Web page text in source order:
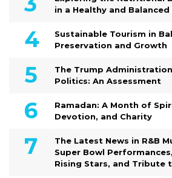
in a Healthy and
Sustainable Tourism in
Preservation and Growth
The Trump
Politics: An Assessment
Ramadan: A Month of
Devotion, and Charity
The Latest News in R&B
Super Bowl
Rising Stars, and Tribute